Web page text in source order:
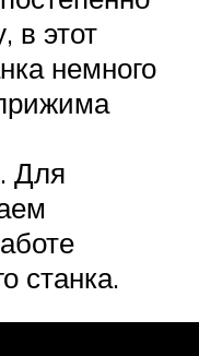
в этот
немного
Для
станка.